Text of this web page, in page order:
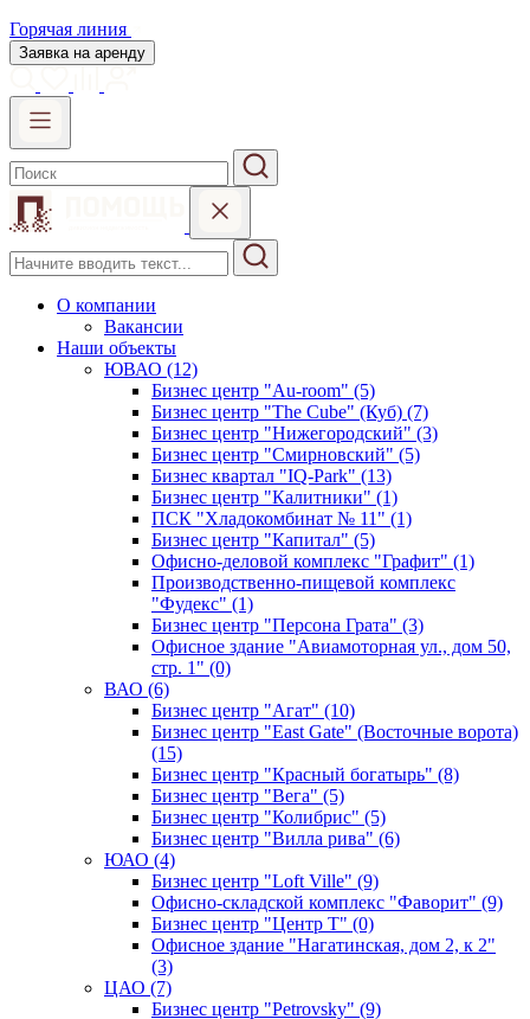
Горячая линия
Заявка на аренду
О компании
Вакансии
Наши объекты
ЮВАО (12)
Бизнес центр "Au-room" (5)
Бизнес центр "The Cube" (Куб) (7)
Бизнес центр "Нижегородский" (3)
Бизнес центр "Смирновский" (5)
Бизнес квартал "IQ-Park" (13)
Бизнес центр "Калитники" (1)
ПСК "Хладокомбинат № 11" (1)
Бизнес центр "Капитал" (5)
Офисно-деловой комплекс "Графит" (1)
Производственно-пищевой комплекс
"Фудекс" (1)
Бизнес центр "Персона Грата" (3)
Офисное здание "Авиамоторная ул., дом 50,
стр. 1" (0)
ВАО (6)
Бизнес центр "Агат" (10)
Бизнес центр "East Gate" (Восточные ворота)
(15)
Бизнес центр "Красный богатырь" (8)
Бизнес центр "Вега" (5)
Бизнес центр "Колибрис" (5)
Бизнес центр "Вилла рива" (6)
ЮАО (4)
Бизнес центр "Loft Ville" (9)
Офисно-складской комплекс "Фаворит" (9)
Бизнес центр "Центр Т" (0)
Офисное здание "Нагатинская, дом 2, к 2"
(3)
ЦАО (7)
Бизнес центр "Petrovsky" (9)